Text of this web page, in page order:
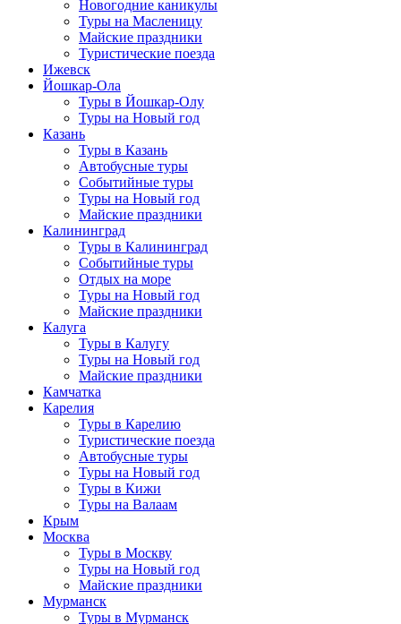
Новогодние каникулы
Туры на Масленицу
Майские праздники
Туристические поезда
Ижевск
Йошкар-Ола
Туры в Йошкар-Олу
Туры на Новый год
Казань
Туры в Казань
Автобусные туры
Событийные туры
Туры на Новый год
Майские праздники
Калининград
Туры в Калининград
Событийные туры
Отдых на море
Туры на Новый год
Майские праздники
Калуга
Туры в Калугу
Туры на Новый год
Майские праздники
Камчатка
Карелия
Туры в Карелию
Туристические поезда
Автобусные туры
Туры на Новый год
Туры в Кижи
Туры на Валаам
Крым
Москва
Туры в Москву
Туры на Новый год
Майские праздники
Мурманск
Туры в Мурманск